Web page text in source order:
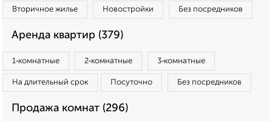
Вторичное жилье Новостройки Без посредников
Аренда квартир (379)
1‑комнатные 2‑комнатные 3‑комнатные
На длительный срок Посуточно Без посредников
Продажа комнат (296)